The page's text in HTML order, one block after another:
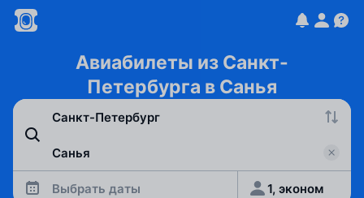
Авиабилеты из Санкт-
Петербурга в Санья
Выбрать даты 1, эконом